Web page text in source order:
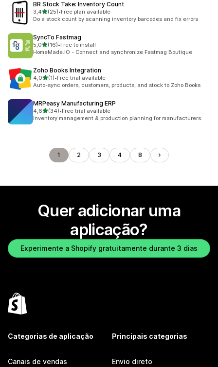
BR Stock Take: Inventory Count
3,4de 5 estrelas
(25)
25 total de avaliações
•Free plan available
Do a stock count by scanning inventory barcodes and fix errors
SyncTo Fastmag
5,0de 5 estrelas
(16)
16 total de avaliações
•Free to install
HomeMade.IO - Connect and synchronize Fastmag Boutique
Zoho Books Integration
4,0de 5 estrelas
(1)
1 total de avaliações
•Free trial available
Auto-sync orders, customers, products, and stock to Zoho Books
MRPeasy Manufacturing ERP
4,6de 5 estrelas
(34)
34 total de avaliações
•Free trial available
Inventory management & production planning for manufacturers.
1 2 3 4 8
Quer adicionar uma
aplicação?
Experimente a Shopify gratuitamente durante 3 dias
Categorias de aplicação
Canais de vendas
Principais categorias
Envio direto